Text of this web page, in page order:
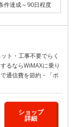
件達成～90日程度
ト・工事不要でらく
るならWiMAXに乗り
通信費を節約・「ポ
ショップ
詳細